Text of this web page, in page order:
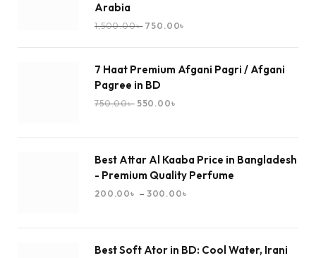
Arabia
1,500.00৳ 750.00৳
7 Haat Premium Afgani Pagri / Afgani
Pagree in BD
750.00৳ 550.00৳
Best Attar Al Kaaba Price in Bangladesh
- Premium Quality Perfume
200.00৳ – 300.00৳
Best Soft Ator in BD: Cool Water, Irani